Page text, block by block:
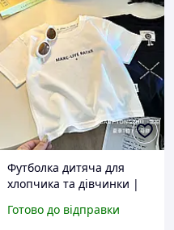
Футболка дитяча для
хлопчика та дівчинки |
літня біла чорна
Готово до відправки